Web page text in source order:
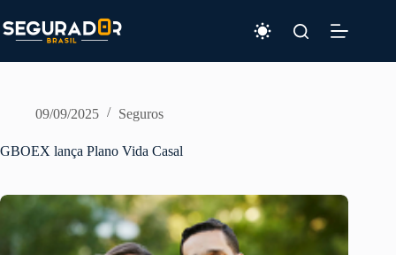
para
o
09/09/2025 Seguros
GBOEX lança Plano Vida Casal